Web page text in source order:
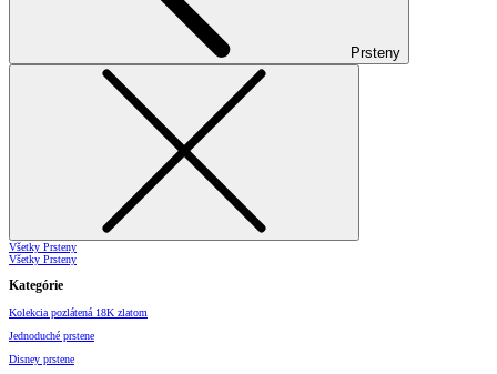
Prsteny
Všetky Prsteny
Všetky Prsteny
Kategórie
Kolekcia pozlátená 18K zlatom
Jednoduché prstene
Disney prstene